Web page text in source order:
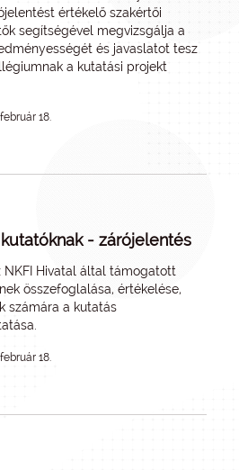
értékelő szakértői
segítségével megvizsgálja a
és javaslatot tesz
a kutatási projekt
18.
- zárójelentés
NKFI Hivatal által támogatott
összefoglalása, értékelése,
számára a kutatás
18.